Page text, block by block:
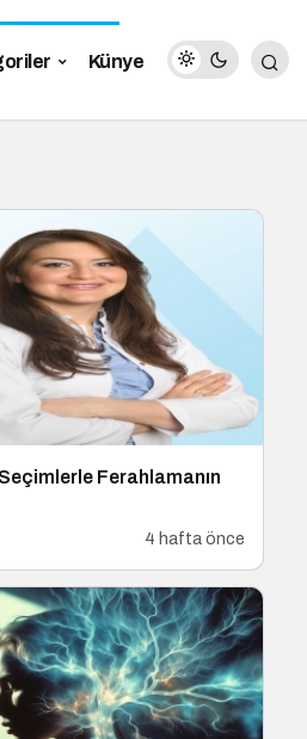
Künye
Seçimlerle Ferahlamanın
4 hafta önce